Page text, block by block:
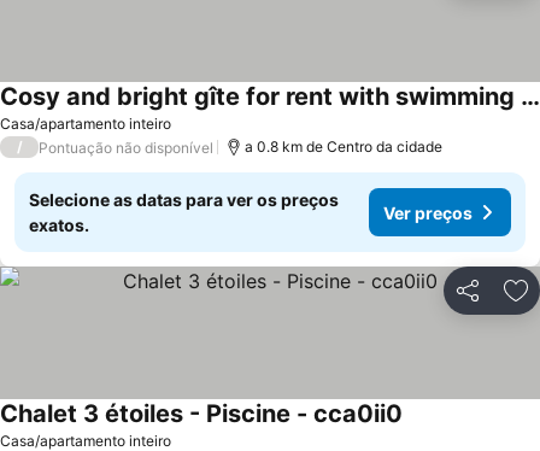
Casa/apartamento inteiro
Cosy and bright gîte for rent with swimming pool
Ver preços
/ Pontuação não disponível a 0.8 km de Centro da cidade
Selecione as datas para ver os preços
exatos.
Ver preços
Partilhar
Casa/apartamento inteiro
Chalet 3 étoiles - Piscine - cca0ii0